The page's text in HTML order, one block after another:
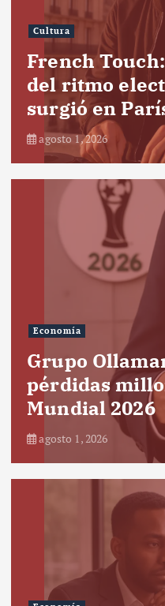
Cultura
French
del ritmo
surgió en
agosto 1, 2026
Economía
Grupo
pérdidas
Mundial 2026
agosto 1, 2026